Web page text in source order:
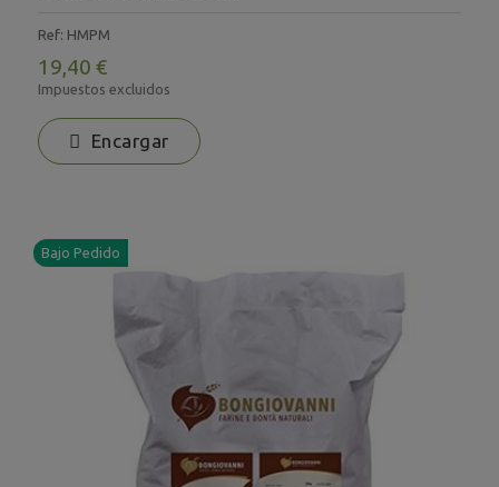
Ref: HMPM
19,40 €
Impuestos excluidos
Encargar
Bajo Pedido